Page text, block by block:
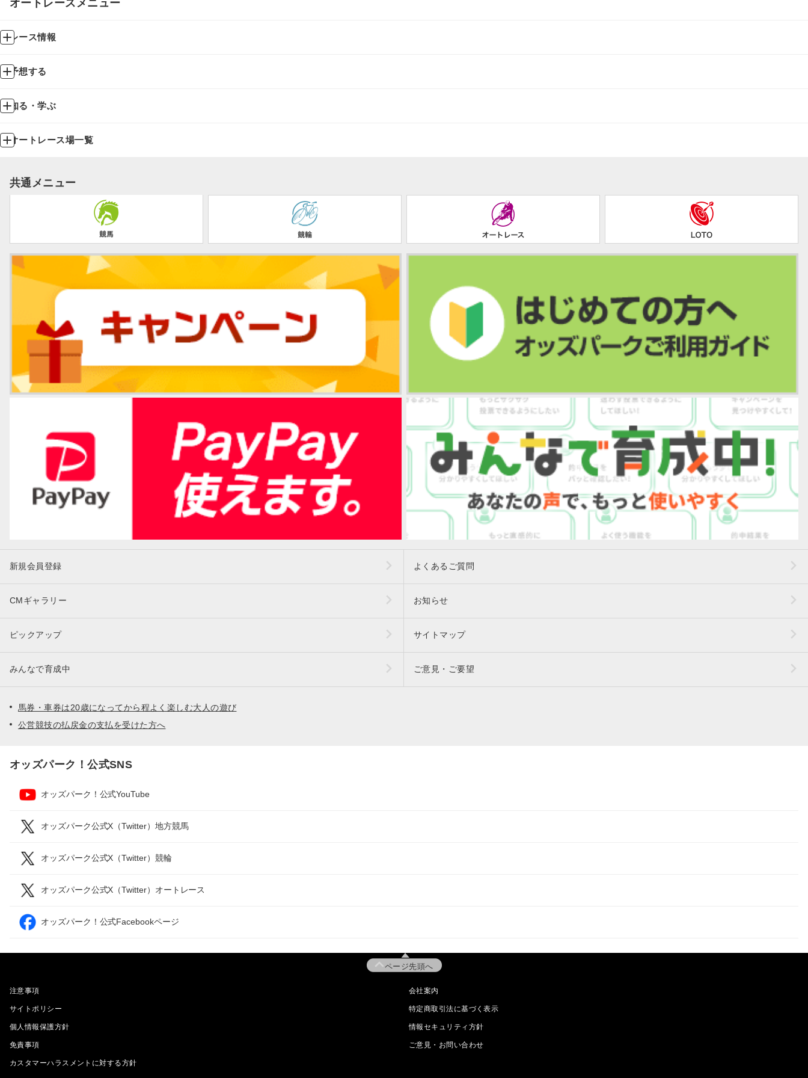
オートレースメニュー
レース情報
予想する
知る・学ぶ
オートレース場一覧
共通メニュー
新規会員登録 よくあるご質問
CMギャラリー お知らせ
ピックアップ サイトマップ
みんなで育成中 ご意見・ご要望
馬券・車券は20歳になってから程よく楽しむ大人の遊び
公営競技の払戻金の支払を受けた方へ
オッズパーク！公式SNS
オッズパーク！公式YouTube
オッズパーク公式X（Twitter）地方競馬
オッズパーク公式X（Twitter）競輪
オッズパーク公式X（Twitter）オートレース
オッズパーク！公式Facebookページ
ページ先頭へ
注意事項 会社案内
サイトポリシー 特定商取引法に基づく表示
個人情報保護方針 情報セキュリティ方針
免責事項 ご意見・お問い合わせ
カスタマーハラスメントに対する方針